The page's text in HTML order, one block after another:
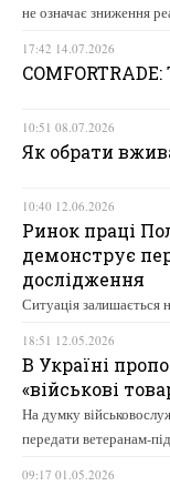
не означає зниження
17:42 14.07.2026
10:51 08.07.2026
Як обрати
10:40 12.06.2026
Ринок праці
демонструє
дослідження
Ситуація залишається
18:51 12.05.2026
В Україні
«військові
На думку
передати ветеранам-
09:17 01.05.2026